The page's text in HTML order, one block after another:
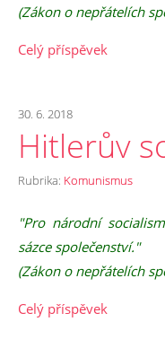
(Zákon o nepřátelích
Celý příspěvek
30. 6. 2018
Hitlerův
Rubrika: Komunismus
"Pro národní
sázce společenství."
(Zákon o nepřátelích
Celý příspěvek